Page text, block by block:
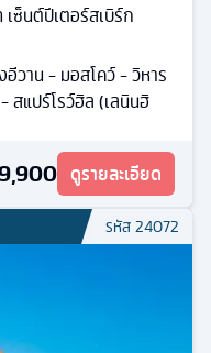
ซ็นต์ปีเตอร์สเบิร์ก
วาน - มอสโคว์ - วิหาร
สแปร์โรว์ฮิล (เลนินฮิ
ดูรายละเอียด
รหัส24072